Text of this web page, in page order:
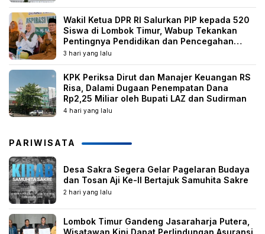
Wakil Ketua DPR RI Salurkan PIP kepada 520
Siswa di Lombok Timur, Wabup Tekankan
Pentingnya Pendidikan dan Pencegahan
Perkawinan Anak
3 hari yang lalu
KPK Periksa Dirut dan Manajer Keuangan RS
Risa, Dalami Dugaan Penempatan Dana
Rp2,25 Miliar oleh Bupati LAZ dan Sudirman
4 hari yang lalu
PARIWISATA
Desa Sakra Segera Gelar Pagelaran Budaya
dan Tosan Aji Ke-II Bertajuk Samuhita Sakre
2 hari yang lalu
Lombok Timur Gandeng Jasaraharja Putera,
Wisatawan Kini Dapat Perlindungan Asuransi